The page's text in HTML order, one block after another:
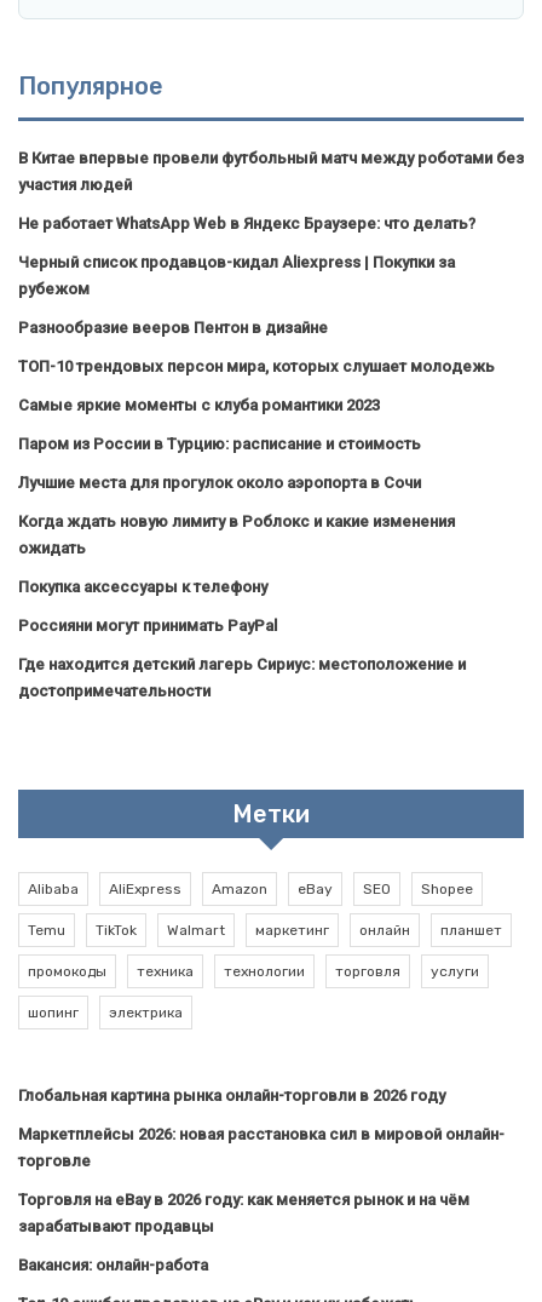
Популярное
В Китае впервые провели футбольный матч между роботами без
участия людей
Не работает WhatsApp Web в Яндекс Браузере: что делать?
Черный список продавцов-кидал Aliexpress | Покупки за
рубежом
Разнообразие вееров Пентон в дизайне
ТОП-10 трендовых персон мира, которых слушает молодежь
Самые яркие моменты с клуба романтики 2023
Паром из России в Турцию: расписание и стоимость
Лучшие места для прогулок около аэропорта в Сочи
Когда ждать новую лимиту в Роблокс и какие изменения
ожидать
Покупка аксессуары к телефону
Россияни могут принимать PayPal
Где находится детский лагерь Сириус: местоположение и
достопримечательности
Метки
Alibaba AliExpress Amazon eBay SEO Shopee
Temu TikTok Walmart маркетинг онлайн планшет
промокоды техника технологии торговля услуги
шопинг электрика
Глобальная картина рынка онлайн-торговли в 2026 году
Маркетплейсы 2026: новая расстановка сил в мировой онлайн-
торговле
Торговля на eBay в 2026 году: как меняется рынок и на чём
зарабатывают продавцы
Вакансия: онлайн-работа